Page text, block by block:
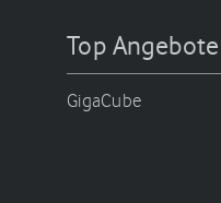
Top Angebote
GigaCube